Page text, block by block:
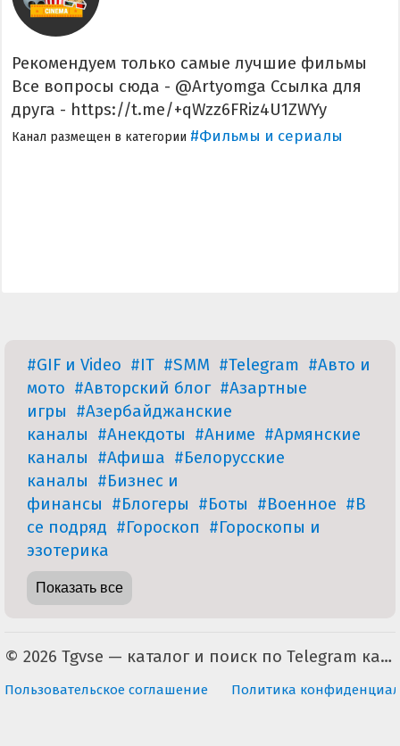
Рекомендуем только самые лучшие фильмы
Все вопросы сюда - @Artyomga Ссылка для
друга - https://t.me/+qWzz6FRiz4U1ZWYy
Канал размещен в категории #Фильмы и сериалы
#GIF и Video #IT #SMM #Telegram #Авто и
мото #Авторский блог #Азартные
игры #Азербайджанские
каналы #Анекдоты #Аниме #Армянские
каналы #Афиша #Белорусские
каналы #Бизнес и
финансы #Блогеры #Боты #Военное #В
се подряд #Гороскоп #Гороскопы и
эзотерика
Показать все
© 2026 Tgvse — каталог и поиск по Telegram каналам (неофициальный). По всем вопросам пишите на tgvse.ru@gmail.com
Пользовательское соглашение Политика